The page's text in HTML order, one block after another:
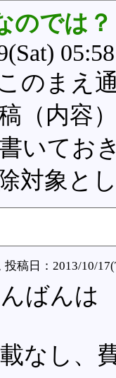
のでは？
のまえ
（内容
いてお
対象と
投稿日：2013/10/
ばんは
なし、